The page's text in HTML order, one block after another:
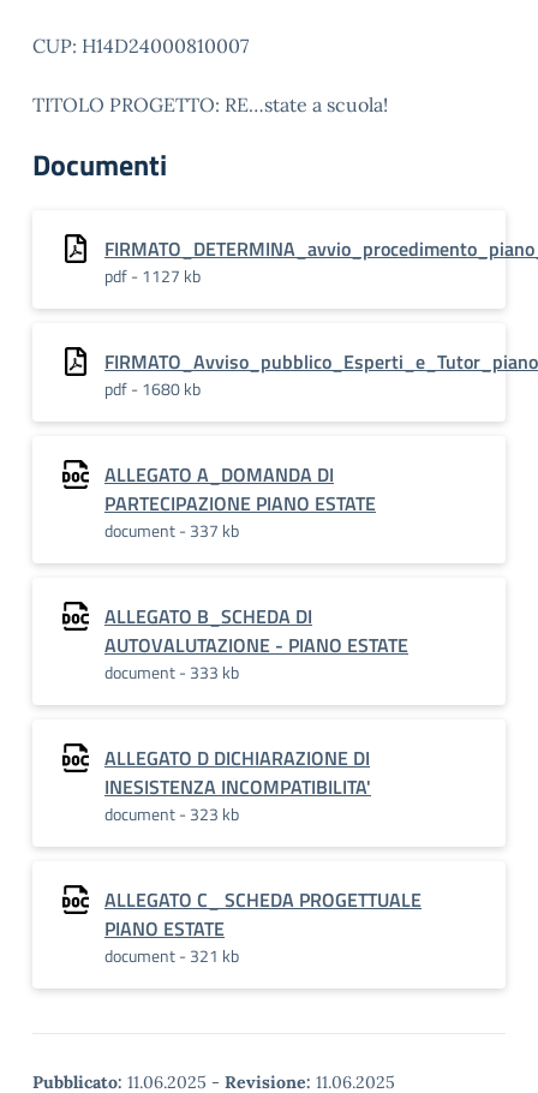
CUP: H14D24000810007
TITOLO PROGETTO: RE…state a scuola!
Documenti
pdf - 1127 kb
pdf - 1680 kb
ALLEGATO A_DOMANDA DI
PARTECIPAZIONE PIANO ESTATE
document - 337 kb
ALLEGATO B_SCHEDA DI
AUTOVALUTAZIONE - PIANO ESTATE
document - 333 kb
ALLEGATO D DICHIARAZIONE DI
INESISTENZA INCOMPATIBILITA'
document - 323 kb
ALLEGATO C_ SCHEDA PROGETTUALE
PIANO ESTATE
document - 321 kb
Pubblicato: 11.06.2025 - Revisione: 11.06.2025